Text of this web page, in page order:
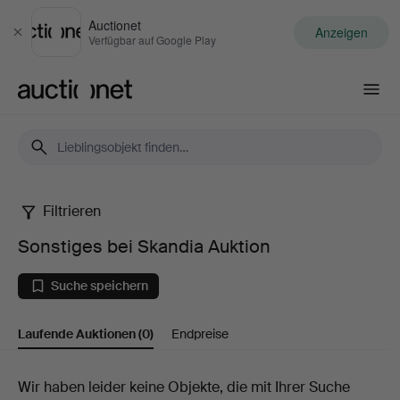
Schließen
Auctionet
Verfügbar auf Google Play Anzeigen
Sonstiges
bei
Skandia
Auktion
Filtrieren
Sonstiges bei Skandia Auktion
Suche speichern
Laufende Auktionen(0) Endpreise
Laufende
Wir haben leider keine Objekte, die mit Ihrer Suche